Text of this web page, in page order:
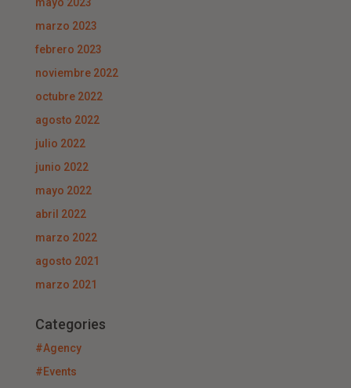
mayo 2023
marzo 2023
febrero 2023
noviembre 2022
octubre 2022
agosto 2022
julio 2022
junio 2022
mayo 2022
abril 2022
marzo 2022
agosto 2021
marzo 2021
Categories
#Agency
#Events